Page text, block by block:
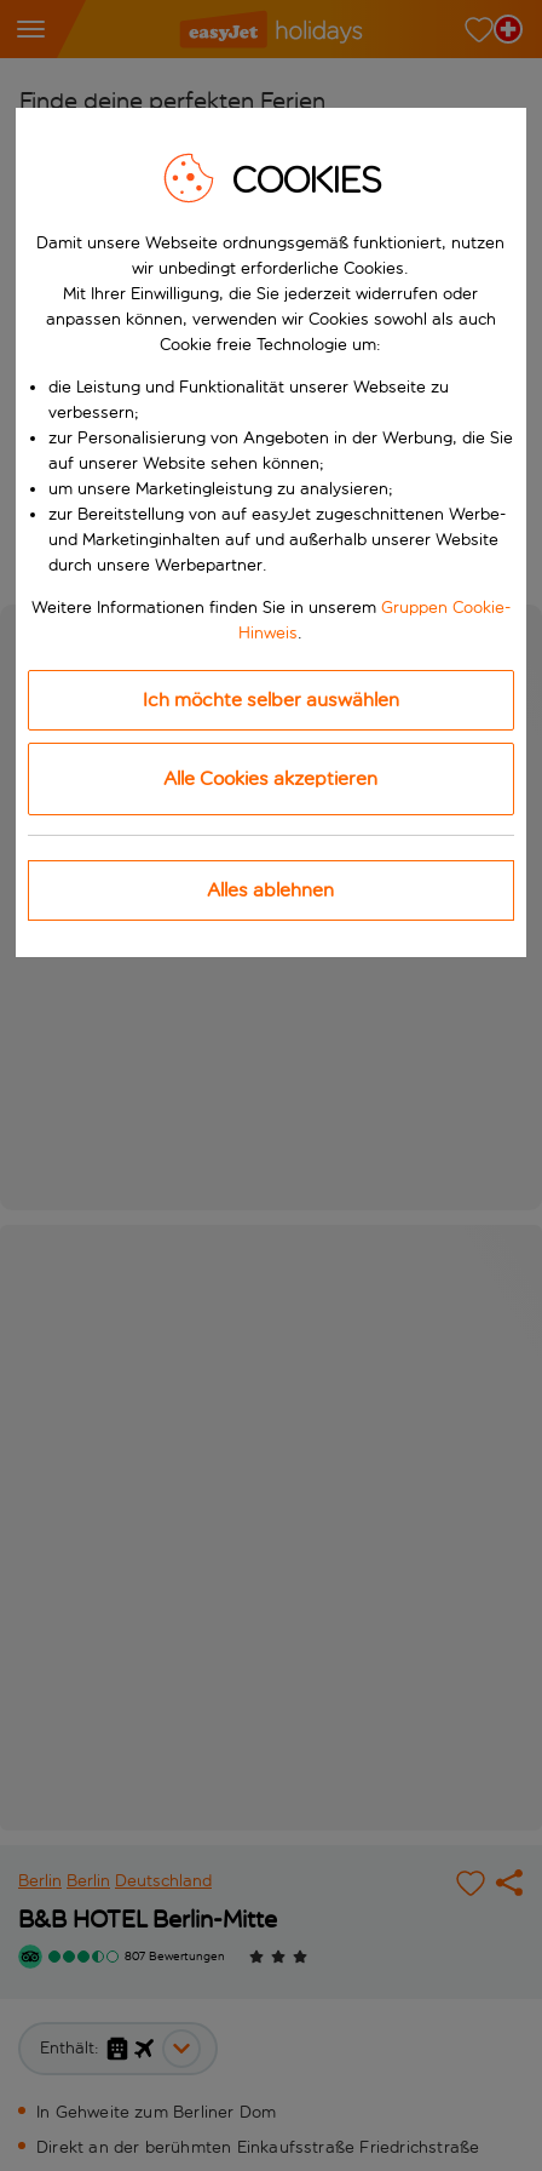
Finde deine perfekten Ferien
Wähle deine Flughäfen
Beginne mit der Eingabe für die automatische
Reiseziele finden
Nach
W&auml;hle ein Ab- und R&uuml;ckflugdatum aus.
Wähle deine Reisedaten
Wann
Wer
Suchen
Berlin Berlin Deutschland
B&B HOTEL Berlin-Mitte
807 Bewertungen
Enthält:
In Gehweite zum Berliner Dom
Direkt an der berühmten Einkaufsstraße Friedrichstraße
COOKIES
Damit unsere Webseite ordnungsgemäß funktioniert, nutzen
wir unbedingt erforderliche Cookies.
Mit Ihrer Einwilligung, die Sie jederzeit widerrufen oder
anpassen können, verwenden wir Cookies sowohl als auch
Cookie freie Technologie um:
die Leistung und Funktionalität unserer Webseite zu
verbessern;
zur Personalisierung von Angeboten in der Werbung, die Sie
auf unserer Website sehen können;
um unsere Marketingleistung zu analysieren;
zur Bereitstellung von auf easyJet zugeschnittenen Werbe-
und Marketinginhalten auf und außerhalb unserer Website
durch unsere Werbepartner.
Weitere Informationen finden Sie in unserem Gruppen Cookie-
Hinweis.
Ich möchte selber auswählen
Alle Cookies akzeptieren
Alles ablehnen